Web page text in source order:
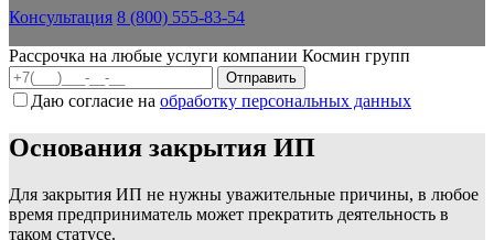
Консультация 8 (800) 555-83-54
Рассрочка на любые услуги компании Космин групп
Даю согласие на обработку персональных данных
Основания закрытия ИП
Для закрытия ИП не нужны уважительные причины, в любое
время предприниматель может прекратить деятельность в
таком статусе.